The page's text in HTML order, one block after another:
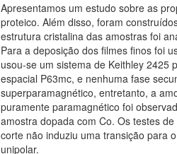
Apresentamos um estudo sobre as
proteico. Além disso, foram
estrutura cristalina das amostras foi
Para a deposição dos filmes finos foi
usou-se um sistema de Keithley 2425
espacial P63mc, e nenhuma fase
superparamagnético, entretanto, a
puramente paramagnético foi
amostra dopada com Co. Os testes
corte não induziu uma transição para
unipolar.